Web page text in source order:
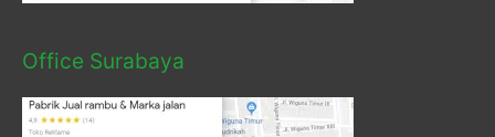
Office Surabaya